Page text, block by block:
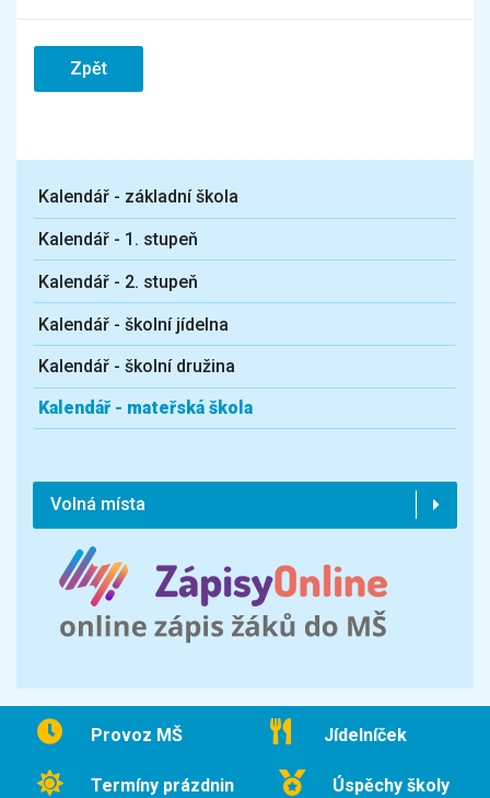
Kalendář - základní škola
Kalendář - 1. stupeň
Kalendář - 2. stupeň
Kalendář - školní jídelna
Kalendář - školní družina
Kalendář - mateřská škola
Volná místa
Zpět
Provoz MŠ Jídelníček
Termíny prázdnin Úspěchy školy